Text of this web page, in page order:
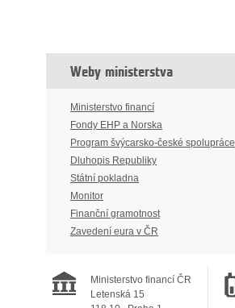
Weby ministerstva
Ministerstvo financí
Fondy EHP a Norska
Program švýcarsko-české spolupráce
Dluhopis Republiky
Státní pokladna
Monitor
Finanční gramotnost
Zavedení eura v ČR
Ministerstvo financí ČR
Letenská 15